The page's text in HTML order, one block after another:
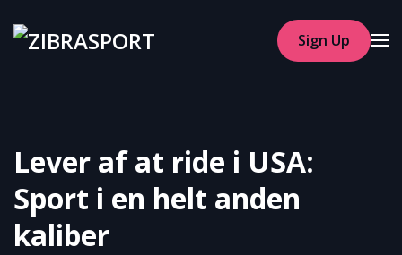
Skip to main content
Sign Up
Lever af at ride i USA:
Sport i en helt anden
kaliber